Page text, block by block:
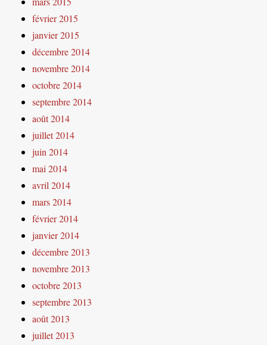
février 2015
janvier 2015
décembre 2014
novembre 2014
octobre 2014
septembre 2014
août 2014
juillet 2014
juin 2014
mai 2014
avril 2014
mars 2014
février 2014
janvier 2014
décembre 2013
novembre 2013
octobre 2013
septembre 2013
août 2013
juillet 2013